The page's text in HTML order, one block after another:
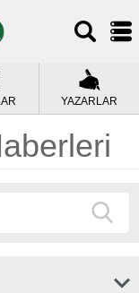
YAZARLAR